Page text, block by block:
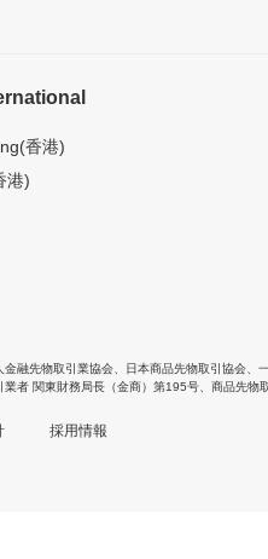
香港)
港)
金融先物取引業協会、 日本商品先物取引協会、
者 関東財務局長（金商）第195号、商品先物
採用情報